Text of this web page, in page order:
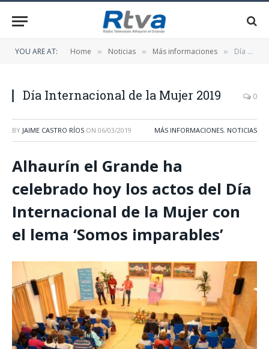
YOU ARE AT: Home » Noticias » Más informaciones » Día Internacional de la Mujer 2019
Día Internacional de la Mujer 2019 0
BY JAIME CASTRO RÍOS ON 06/03/2019 MÁS INFORMACIONES, NOTICIAS
Alhaurín el Grande ha
celebrado hoy los actos del Día
Internacional de la Mujer con
el lema ‘Somos imparables’